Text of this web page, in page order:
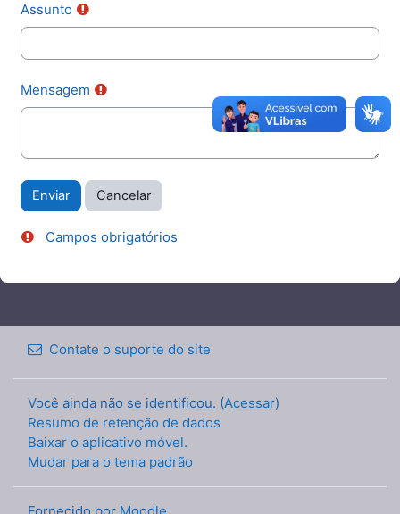
Assunto
Mensagem
Campos obrigatórios
Contate o suporte do site
Você ainda não se identificou. (Acessar)
Resumo de retenção de dados
Baixar o aplicativo móvel.
Mudar para o tema padrão
Fornecido por Moodle